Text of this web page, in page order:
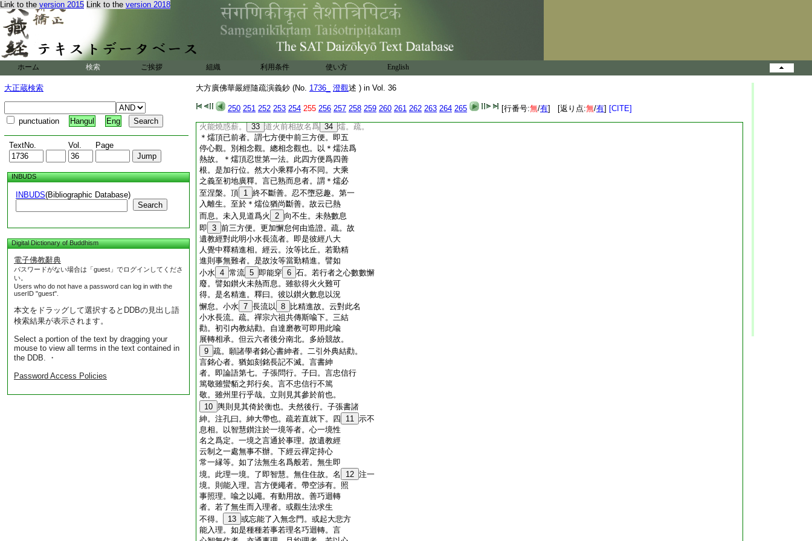
Link to the version 2015 Link to the version 2018
ホーム 検索 ご挨拶 組織 利用条件 使い方 English
大正蔵検索
punctuation Hangul Eng
TextNo. Vol. Page
INBUDS
INBUDS(Bibliographic Database)
Search
Digital Dictionary of Buddhism
電子佛教辭典
パスワードがない場合は「guest」でログインしてくださ
い。
Users who do not have a password can log in with the
userID "guest".
本文をドラッグして選択するとDDBの見出し語
検索結果が表示されます。
Select a portion of the text by dragging your
mouse to view all terms in the text contained in
the DDB. ・
Password Access Policies
大方廣佛華嚴經隨疏演義鈔 (No. 1736_ 澄觀述 ) in Vol. 36
250 251 252 253 254 255 256 257 258 259 260 261 262 263 264 265 [行番号:無/有] [返り点:無/有] [CITE]
意。雖多人同見不修不益。修則有益。疏。然
有五相等者。即瑜伽論八十五説。彼云。又
有五相發勤精進速證通慧。謂有勢力
者。由被甲精進故。有精進者。由加行精
進故。有勇捍者。由廣大法中無怯劣精進
由寒熱蚊虻等所不能動
精進故。有不捨善軛者。由於無下劣無
別釋此喩。於中四。一通明三慧釋。二約修
消經。三結勸。四示不 32 息相。疏。聖道如火
等者。二約修消經。即倶舍論文。謂聖道如
火能燒惑薪。
33 道火前相故名爲 34 燸。疏。
＊燸頂已前者。謂七方便中前三方便。即五
停心觀。別相念觀。總相念觀也。以＊燸法爲
熱故。＊燸頂忍世第一法。此四方便爲四善
根。是加行位。然大小乘釋小有不同。大乘
之義至初地廣釋。言已熟而息者。謂＊燸必
至涅槃。頂 1 終不斷善。忍不墮惡趣。第一
入離生。至於＊燸位猶尚斷善。故云已熱
而息。未入見道爲火
2 向不生。未熱數息
即 3 前三方便。更加懈怠何由造證。疏。故
遺教經對此明小水長流者。即是彼經八大
人覺中釋精進相。經云。汝等比丘。若勤精
進則事無難者。是故汝等當勤精進。譬如
小水 4 常流 5 即能穿 6 石。若行者之心數數懈
廢。譬如鑚火未熱而息。雖欲得火火難可
得。是名精進。釋曰。彼以鑚火數息以況
懈怠。小水 7 長流以 8
比精進故。云對此名
小水長流。疏。禪宗六祖共傳斯喩下。三結
勸。初引内教結勸。自達磨教可即用此喩
展轉相承。但云六者後分南北。多紛競故。
9 疏。願諸學者銘心書紳者。二引外典結勸。
言銘心者。猶如刻銘長記不滅。言書紳
者。即論語第七。子張問行。子曰。言忠信行
篤敬雖蠻貊之邦行矣。言不忠信行不篤
敬。雖州里行乎哉。立則見其參於前也。
10 輿則見其倚於衡也。夫然後行。子張書諸
紳。注孔曰。紳大帶也。疏若直就下。四
11 示不
息相。以智慧鑚注於一境等者。心一境性
名之爲定。一境之言通於事理。故遺教經
云制之一處無事不辦。下經云禪定持心
常一縁等。如了法無生名爲般若。無生即
境。此理一境。了即智慧。無住住故。名
12 注一
境。則能入理。言方便繩者。帶空渉有。照
事照理。喩之以繩。有動用故。善巧迴轉
者。若了無生而入理者。或觀生法求生
不得。
13 或忘能了入無念門。或起大悲方
能入理。如是種種若事若理名巧迴轉。言